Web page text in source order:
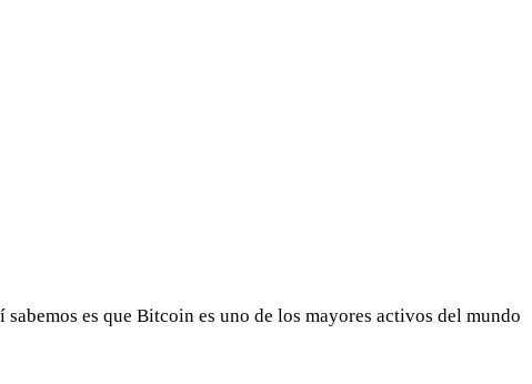
es que Bitcoin es uno de los mayores activos del mundo